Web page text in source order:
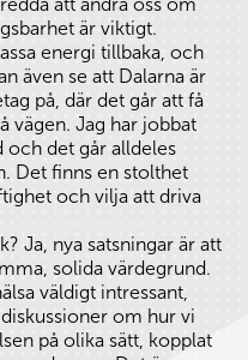
är viktigt.
energi tillbaka, och
även se att Dalarna är
på, där det går att få
vägen. Jag har jobbat
och det går alldeles
Det finns en stolthet
och vilja att driva
Ja, nya satsningar är att
solida värdegrund.
väldigt intressant,
om hur vi
på olika sätt, kopplat